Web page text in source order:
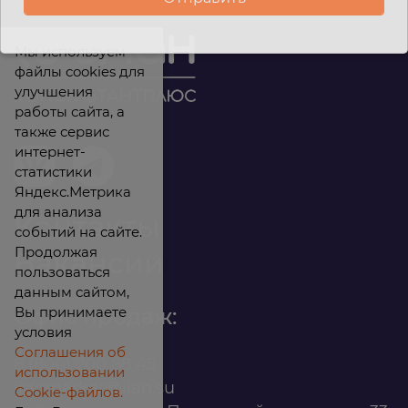
Контакты
Вакансии
Офис продаж:
infomarket@ilan.su
Мы используем
файлы cookies для
улучшения
работы сайта, а
также сервис
интернет-
статистики
Яндекс.Метрика
для анализа
событий на сайте.
Продолжая
пользоваться
данным сайтом,
Вы принимаете
условия
Соглашения об
использовании
Cookie-файлов.